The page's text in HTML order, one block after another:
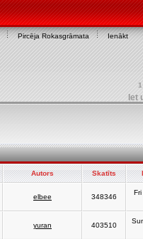
Pircēja Rokasgrāmata Ienākt
1
Iet
Autors Skatīts
elbee 348346
yuran 403510